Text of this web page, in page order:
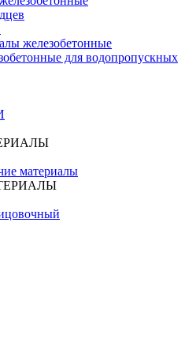
железобетонные
для водопропускных
материалы